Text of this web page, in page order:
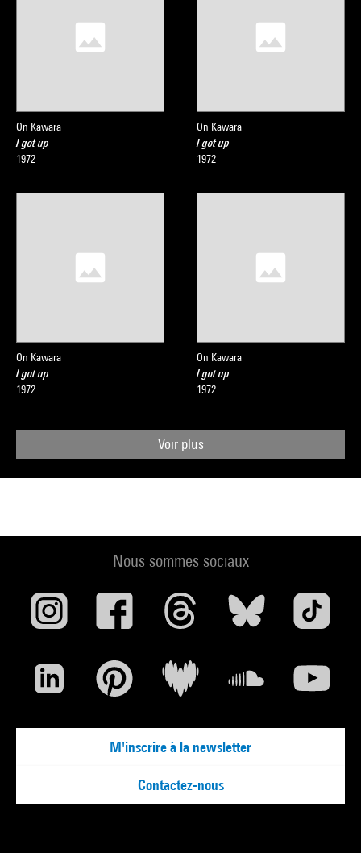
On Kawara
I got up
1972
On Kawara
I got up
1972
On Kawara
I got up
1972
On Kawara
I got up
1972
Voir plus
Nous sommes sociaux
M'inscrire à la newsletter
Contactez-nous